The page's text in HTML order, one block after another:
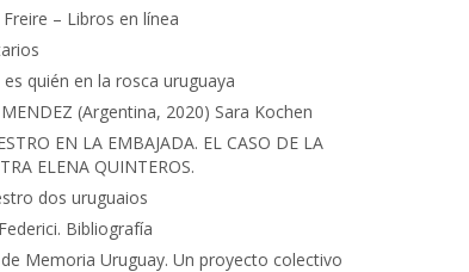
– Libros en línea
es quién en la rosca uruguaya
MENDEZ (Argentina, 2020) Sara Kochen
EN LA EMBAJADA. EL CASO DE LA
ELENA QUINTEROS.
dos uruguaios
Bibliografía
Memoria Uruguay. Un proyecto colectivo